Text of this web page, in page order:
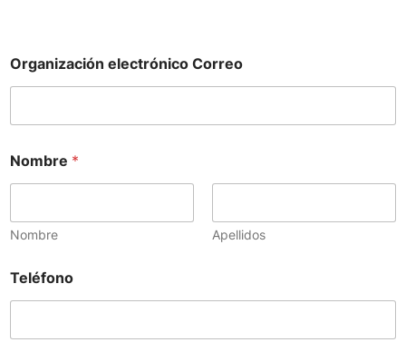
Organización electrónico Correo
Nombre *
Nombre Apellidos
Teléfono